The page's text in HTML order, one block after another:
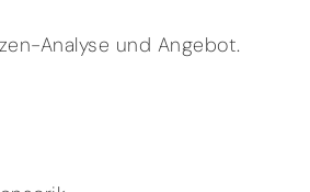
Analyse und Angebot.